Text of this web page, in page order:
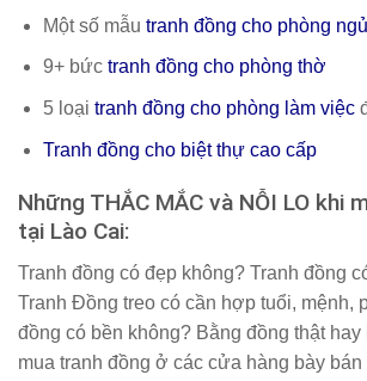
Một số mẫu tranh đồng cho phòng ngủ
9+ bức tranh đồng cho phòng thờ
5 loại tranh đồng cho phòng làm việc
Tranh đồng cho biệt thự cao cấp
Những THẮC MẮC và NỖI LO khi
tại Lào Cai:
Tranh đồng có đẹp không? Tranh đồng
Tranh Đồng treo có cần hợp tuổi, mệnh,
đồng có bền không? Bằng đồng thật
mua tranh đồng ở các cửa hàng bày